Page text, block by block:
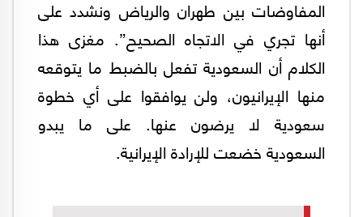
المفاوضات بين طهران والرياض ونشدد على
أنها تجري في الاتجاه الصحيح”. مغزى هذا
الكلام أن السعودية تفعل بالضبط ما يتوقعه
منها الإيرانيون، ولن يوافقوا على أي خطوة
سعودية لا يرضون عنها. على ما يبدو
السعودية خضعت للإرادة الإيرانية.